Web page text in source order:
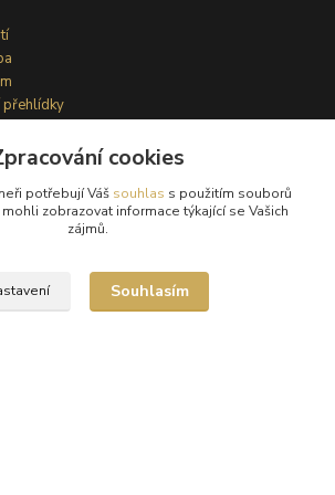
přehlídky
rozhraní
cookies
potřebují Váš souhlas s použitím souborů
zobrazovat informace týkající se Vašich
zájmů.
Souhlasím